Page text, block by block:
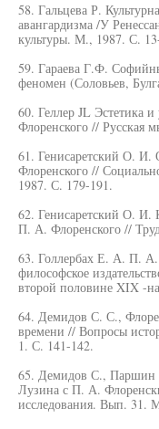
58. Гальцева Р.
авангардизма /У
культуры. М., 1987. С.
59. Гараева Г.Ф.
феномен (Соловьев,
60. Геллер JL Эстетика
Флоренского // Русская
61. Генисаретский О.
Флоренского //
1987. С. 179-191.
62. Генисаретский О. И.
П. А. Флоренского //
63. Голлербах Е. А. П. А.
философское
второй половине XIX -
64. Демидов С. С.,
времени // Вопросы
1. С. 141-142.
65. Демидов С.,
Лузина с П. А.
исследования. Вып. 31.